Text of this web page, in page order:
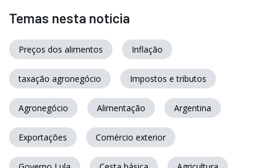
Temas nesta notícia
Preços dos alimentos Inflação
taxação agronegócio Impostos e tributos
Agronegócio Alimentação Argentina
Exportações Comércio exterior